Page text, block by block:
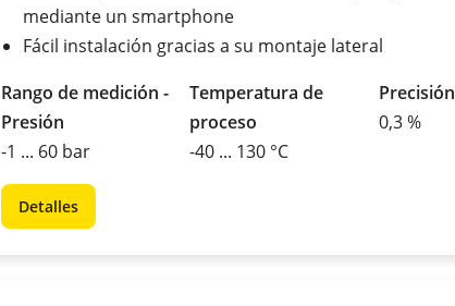
mediante un smartphone
Fácil instalación gracias a su montaje lateral
Rango de medición -
Presión
-1 ... 60 bar
Temperatura de
proceso
-40 ... 130 °C
Precisión
0,3 %
Detalles